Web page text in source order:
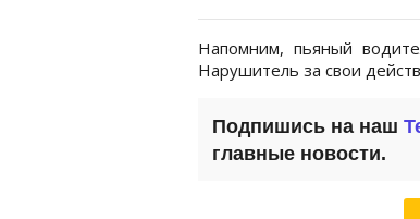
Напомним, пьяный
Нарушитель за свои
Подпишись на наш
главные новости.